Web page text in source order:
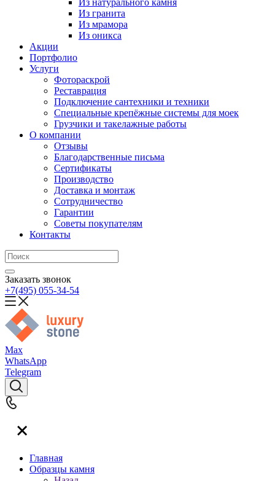
Из натурального камня
Из гранита
Из мрамора
Из оникса
Акции
Портфолио
Услуги
Фотораскрой
Реставрация
Подключение сантехники и техники
Специальные крепёжные системы для моек
Грузчики и такелажные работы
О компании
Отзывы
Благодарственные письма
Сертификаты
Производство
Доставка и монтаж
Сотрудничество
Гарантии
Советы покупателям
Контакты
Заказать звонок
+7(495) 055-34-54
Max
WhatsApp
Telegram
Главная
Образцы камня